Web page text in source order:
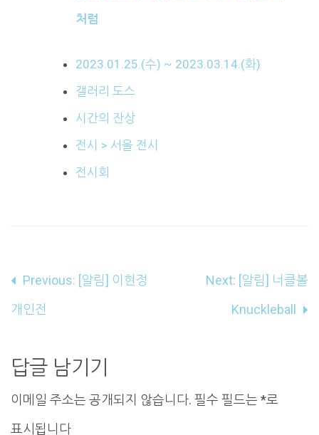
처럼
2023.01.25.(수) ~ 2023.03.14.(화)
갤러리 도스
시간의 잔상
전시 > 서울 전시
전시회
글
내
게
션
Previous: [알림] 이현정
개인전
Next: [알림] 너클볼
Knuckleball
답글 남기기
이메일 주소는 공개되지 않습니다. 필수 필드는 *로
표시됩니다